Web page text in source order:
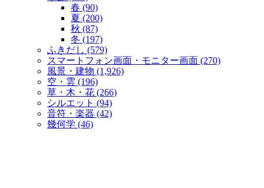
春 (90)
夏 (200)
秋 (87)
冬 (197)
ふきだし (579)
スマートフォン画面・モニター画面 (270)
風景・建物 (1,926)
空・雲 (196)
草・木・花 (266)
シルエット (94)
音符・楽器 (42)
幾何学 (46)